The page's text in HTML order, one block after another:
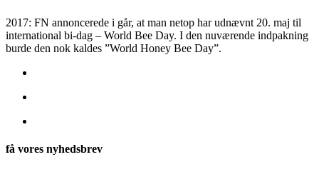
2017: FN annoncerede i går, at man netop har udnævnt 20. maj til
international bi-dag – World Bee Day. I den nuværende indpakning
burde den nok kaldes ”World Honey Bee Day”.
få vores nyhedsbrev